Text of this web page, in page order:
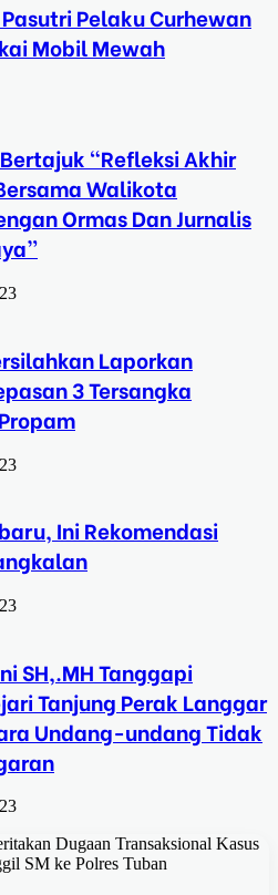
Pelaku Curhewan
Mobil Mewah
“Refleksi Akhir
Walikota
Ormas Dan Jurnalis
Laporkan
3 Tersangka
Ini Rekomendasi
SH,.MH Tanggapi
Tanjung Perak Langgar
Undang-undang Tidak
Dugaan Transaksional Kasus
SM ke Polres Tuban